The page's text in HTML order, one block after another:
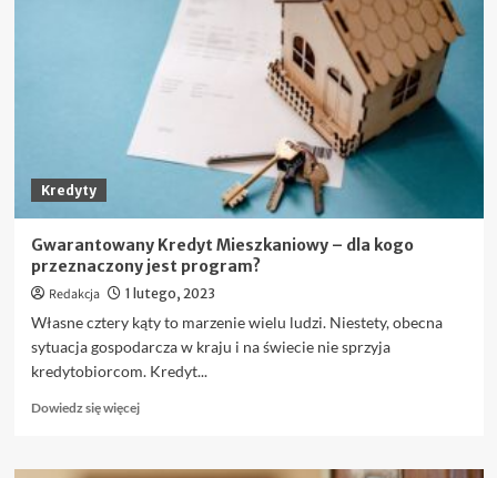
pożyczkowy
online?
Kredyty
Gwarantowany Kredyt Mieszkaniowy – dla kogo
przeznaczony jest program?
Redakcja 1 lutego, 2023
Własne cztery kąty to marzenie wielu ludzi. Niestety, obecna
sytuacja gospodarcza w kraju i na świecie nie sprzyja
kredytobiorcom. Kredyt...
Dowiedz się więcejDowiedz
o